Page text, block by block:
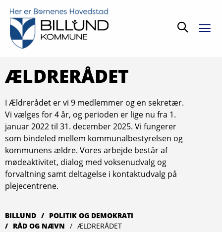
Søg
ÆLDRERÅDET
I Ældrerådet er vi 9 medlemmer og en sekretær.
Vi vælges for 4 år, og perioden er lige nu fra 1.
januar 2022 til 31. december 2025. Vi fungerer
som bindeled mellem kommunalbestyrelsen og
kommunens ældre. Vores arbejde består af
mødeaktivitet, dialog med voksenudvalg og
forvaltning samt deltagelse i kontaktudvalg på
plejecentrene.
BILLUND
POLITIK OG DEMOKRATI
RÅD OG NÆVN
ÆLDRERÅDET